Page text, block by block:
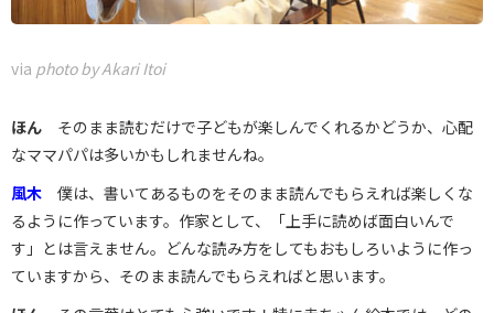
via photo by Akari Itoi
ほん そのまま読むだけで子どもが楽しんでくれるかどうか、心配
なママパパは多いかもしれませんね。
風木 僕は、書いてあるものをそのまま読んでもらえれば楽しくな
るように作っています。作家として、「上手に読めば面白いんで
す」とは言えません。どんな読み方をしてもおもしろいように作っ
ていますから、そのまま読んでもらえればと思います。